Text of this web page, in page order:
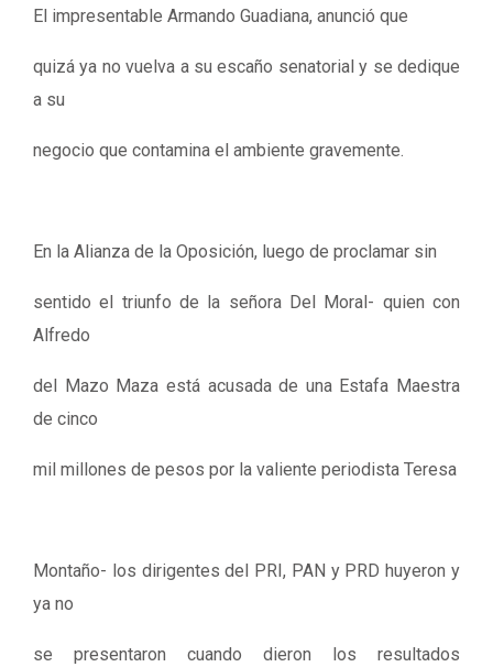
El impresentable Armando Guadiana, anunció que
quizá ya no vuelva a su escaño senatorial y se dedique
a su
negocio que contamina el ambiente gravemente.
En la Alianza de la Oposición, luego de proclamar sin
sentido el triunfo de la señora Del Moral- quien con
Alfredo
del Mazo Maza está acusada de una Estafa Maestra
de cinco
mil millones de pesos por la valiente periodista Teresa
Montaño- los dirigentes del PRI, PAN y PRD huyeron y
ya no
se presentaron cuando dieron los resultados